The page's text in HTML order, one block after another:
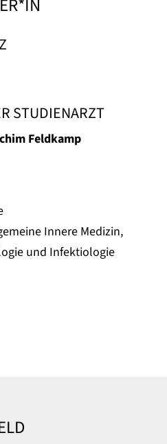
STUDIENARZT
Feldkamp
Innere Medizin,
und Infektiologie